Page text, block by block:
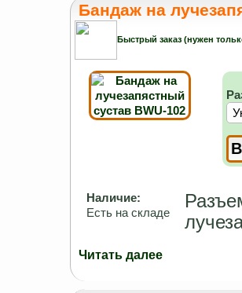
Бандаж на
Быстрый заказ (нужен
Наличие:
Есть на складе
Читать далее